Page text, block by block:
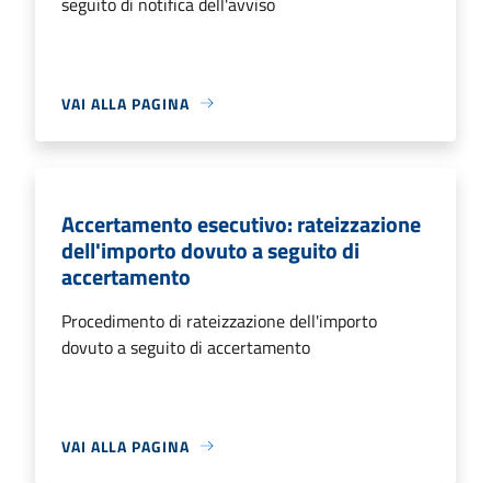
VAI ALLA PAGINA
Accertamento esecutivo: rateizzazione
dell'importo dovuto a seguito di
accertamento
Procedimento di rateizzazione dell'importo
dovuto a seguito di accertamento
VAI ALLA PAGINA